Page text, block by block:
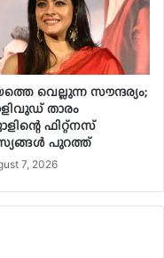
വെല്ലുന്ന സൗന്ദര്യം;
താരം
ഫിറ്റ്‌നസ്
പുറത്ത്
7, 2026